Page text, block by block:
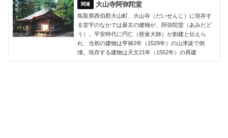
大山寺阿弥陀堂
鳥取県西伯郡大山町、大山寺（だいせんじ）に現存す
る堂宇のなかでは最古の建物が、阿弥陀堂（あみだど
う）。平安時代に円仁（慈覚大師）が創建と伝えら
れ、当初の建物は亨禄2年（1529年）の山津波で倒
壊。現存する建物は天文21年（1552年）の再建